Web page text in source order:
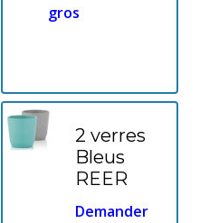
gros
2 verres
Bleus
REER
Demander